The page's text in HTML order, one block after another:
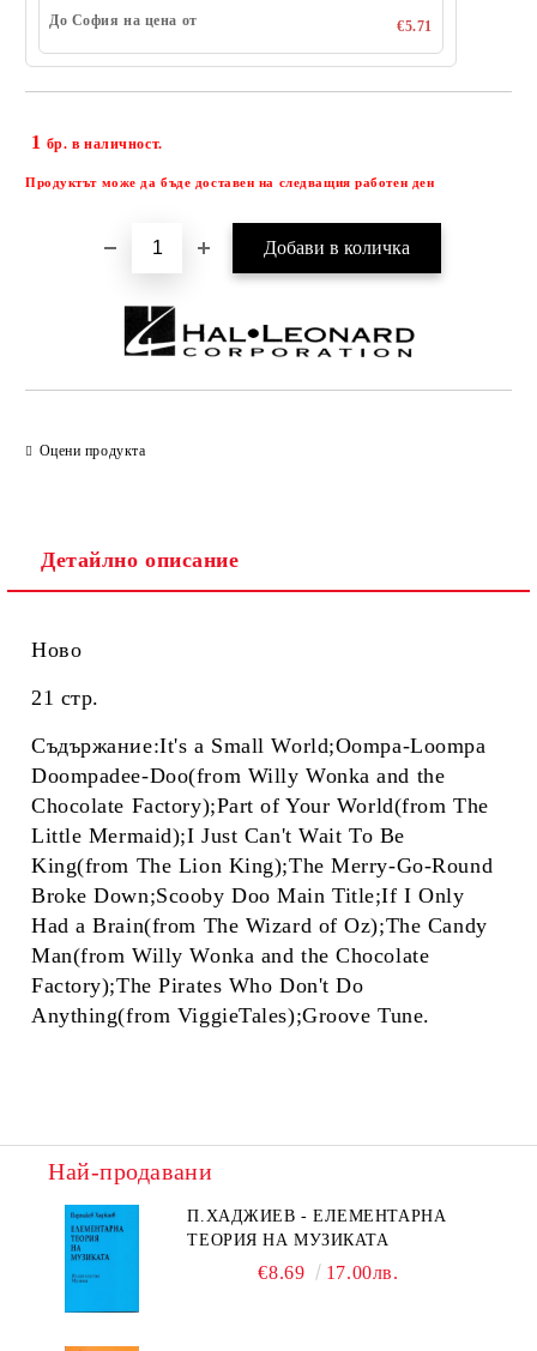
До София на цена от
€5.71
1 бр. в наличност.
Продуктът може да бъде доставен на следващия работен ден
Оцени продукта
Детайлно описание
Ново
21 стр.
Съдържание:It's a Small World;Oompa-Loompa
Doompadee-Doo(from Willy Wonka and the
Chocolate Factory);Part of Your World(from The
Little Mermaid);I Just Can't Wait To Be
King(from The Lion King);The Merry-Go-Round
Broke Down;Scooby Doo Main Title;If I Only
Had a Brain(from The Wizard of Oz);The Candy
Man(from Willy Wonka and the Chocolate
Factory);The Pirates Who Don't Do
Anything(from ViggieTales);Groove Tune.
Най-продавани
П.ХАДЖИЕВ - ЕЛЕМЕНТАРНА
ТЕОРИЯ НА МУЗИКАТА
€8.69 17.00лв.